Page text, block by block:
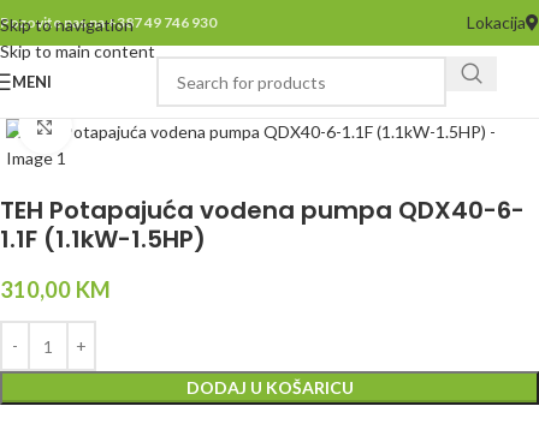
Skip to navigation
Skip to main content
Pozovite nas na +387 49 746 930 Lokacija
MENI
Click to enlarge
TEH Potapajuća vodena pumpa QDX40-6-
1.1F (1.1kW-1.5HP)
310,00 KM
DODAJ U KOŠARICU